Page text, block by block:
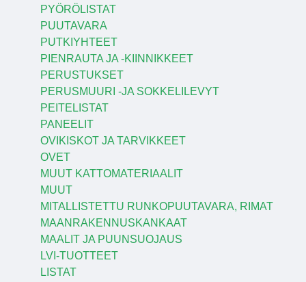
PYÖRÖLISTAT
PUUTAVARA
PUTKIYHTEET
PIENRAUTA JA -KIINNIKKEET
PERUSTUKSET
PERUSMUURI -JA SOKKELILEVYT
PEITELISTAT
PANEELIT
OVIKISKOT JA TARVIKKEET
OVET
MUUT KATTOMATERIAALIT
MUUT
MITALLISTETTU RUNKOPUUTAVARA, RIMAT
MAANRAKENNUSKANKAAT
MAALIT JA PUUNSUOJAUS
LVI-TUOTTEET
LISTAT